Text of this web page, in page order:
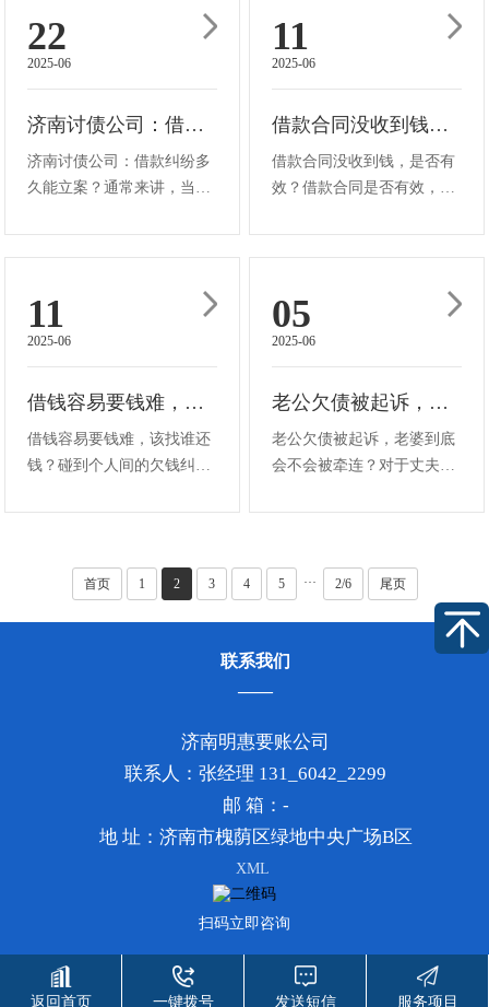
担，而其伴侣在此承贷过程
中不必承担还款义务。然
而，若贷款申请者将款项支
出在与配偶···
卡人名义申请并持有，且未
经授权的刷卡均视为非法行
为，除非被证实为盗用行
为，否则责任···
22
2025-06
济南讨债公司：借款纠纷多久能立案
济南讨债公司：借款纠纷多
久能立案？通常来讲，当借
院之后，如果这些材料符合
天的时间内就会被立案。要
是材料不完整或者存在一些
问题，法院就会通知咱们去
补充或者···
11
2025-06
借款合同没收到钱，是否有效？
借款合同没收到钱，是否有
效？借款合同是否有效，不
点来判定。一般而言，借款
章之时便宣告成立。要是合
同不存在违反法律法规强制
性规定，或借合法形式掩盖
非法目的···
11
2025-06
借钱容易要钱难，该找谁还钱？
借钱容易要钱难，该找谁还
钱？碰到个人间的欠钱纠
人，心平气和地让他还钱。
他人，如今理所当然要拿回
来。要是欠款人决然拒绝还
钱，这时就该考虑借助法律
05
2025-06
老公欠债被起诉，老婆到底会不会被牵连？
老公欠债被起诉，老婆到底
会不会被牵连？对于丈夫因
子该如何承担法律责任，需
下是几种常见情形的解读：
其一，若债权人主张丈夫的
借款属于婚姻存续期间的共
同债务，···
首页 1 2 3 4 5 ··· 2/6 尾页
联系我们
济南明惠要账公司
联系人：张经理 131_6042_2299
邮 箱：-
地 址：济南市槐荫区绿地中央广场B区
XML
扫码立即咨询
Copyright © 2018-2026 www.mhzixun.com All Rights Reserved.
返回首页 一键拨号 发送短信 服务项目